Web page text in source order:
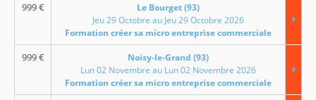
999€
Le Bourget (93)
Jeu 29 Octobre au Jeu 29 Octobre 2026
Formation créer sa micro entreprise commerciale
999€
Noisy-le-Grand (93)
Lun 02 Novembre au Lun 02 Novembre 2026
Formation créer sa micro entreprise commerciale